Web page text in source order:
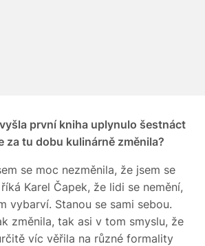
první kniha uplynulo šestnáct
za tu dobu kulinárně změnila?
se moc nezměnila, že jsem se
Karel Čapek, že lidi se nemění,
vybarví. Stanou se sami sebou.
změnila, tak asi v tom smyslu, že
víc věřila na různé formality